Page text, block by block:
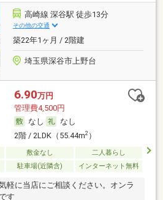
高崎線 深谷駅 徒歩13分
その他の交通
築22年1ヶ月 / 2階建
埼玉県深谷市上野台
6.90万円
管理費4,500円
なし
なし
2階 / 2LDK（55.44m2）
敷金なし
二人暮らし
駐車場(近隣含) インターネット無料
軽に当店にご相談ください。オンラ
す